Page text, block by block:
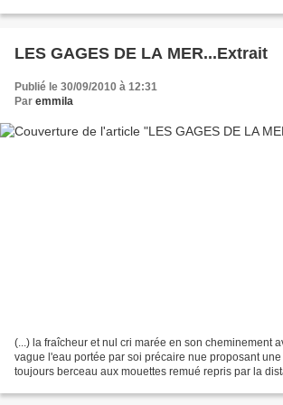
LES GAGES DE LA MER...Extrait
Publié le 30/09/2010 à 12:31
Par emmila
(...) la fraîcheur et nul cri marée en son cheminement
vague l'eau portée par soi précaire nue proposant
toujours berceau aux mouettes remué repris par la